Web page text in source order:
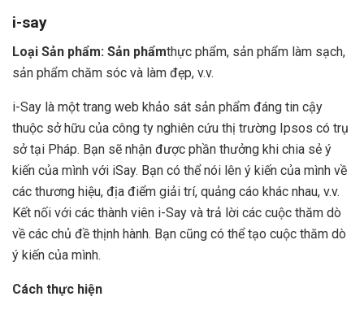
i-say
Loại Sản phẩm: Sản phẩmthực phẩm, sản phẩm làm sạch,
sản phẩm chăm sóc và làm đẹp, v.v.
i-Say là một trang web khảo sát sản phẩm đáng tin cậy
thuộc sở hữu của công ty nghiên cứu thị trường Ipsos có trụ
sở tại Pháp. Bạn sẽ nhận được phần thưởng khi chia sẻ ý
kiến ​​của mình với iSay. Bạn có thể nói lên ý kiến ​​của mình về
các thương hiệu, địa điểm giải trí, quảng cáo khác nhau, v.v.
Kết nối với các thành viên i-Say và trả lời các cuộc thăm dò
về các chủ đề thịnh hành. Bạn cũng có thể tạo cuộc thăm dò
ý kiến ​​của mình.
Cách thực hiện